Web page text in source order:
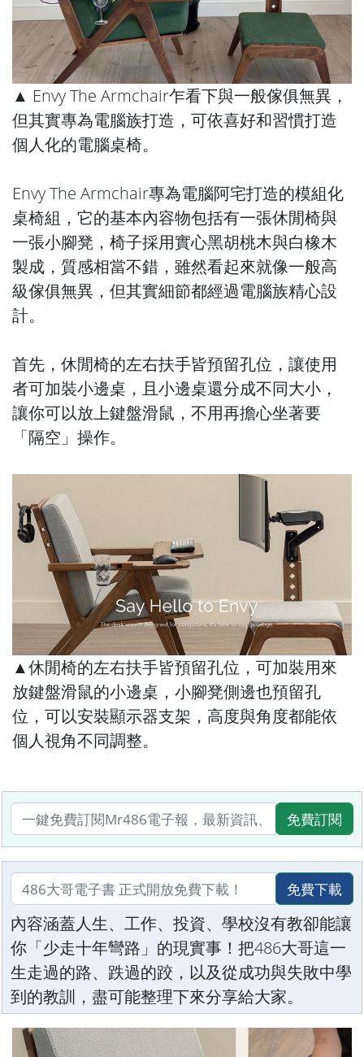
▲ Envy The Armchair乍看下與一般傢俱無異，
但其實專為電腦族打造，可依喜好和習慣打造
個人化的電腦桌椅。
Envy The Armchair專為電腦阿宅打造的模組化
桌椅組，它的基本內容物包括有一張休閒椅與
一張小腳凳，椅子採用實心黑胡桃木與白橡木
製成，質感相當不錯，雖然看起來就像一般高
級傢俱無異，但其實細節都經過電腦族精心設
計。
首先，休閒椅的左右扶手皆預留孔位，讓使用
者可加裝小邊桌，且小邊桌還分成不同大小，
讓你可以放上鍵盤滑鼠，不用再擔心坐著要
「隔空」操作。
▲休閒椅的左右扶手皆預留孔位，可加裝用來
放鍵盤滑鼠的小邊桌，小腳凳側邊也預留孔
位，可以安裝顯示器支架，高度與角度都能依
個人視角不同調整。
免費訂閱
免費下載
內容涵蓋人生、工作、投資、學校沒有教卻能讓
你「少走十年彎路」的現實事！把486大哥這一
生走過的路、跌過的跤，以及從成功與失敗中學
到的教訓，盡可能整理下來分享給大家。